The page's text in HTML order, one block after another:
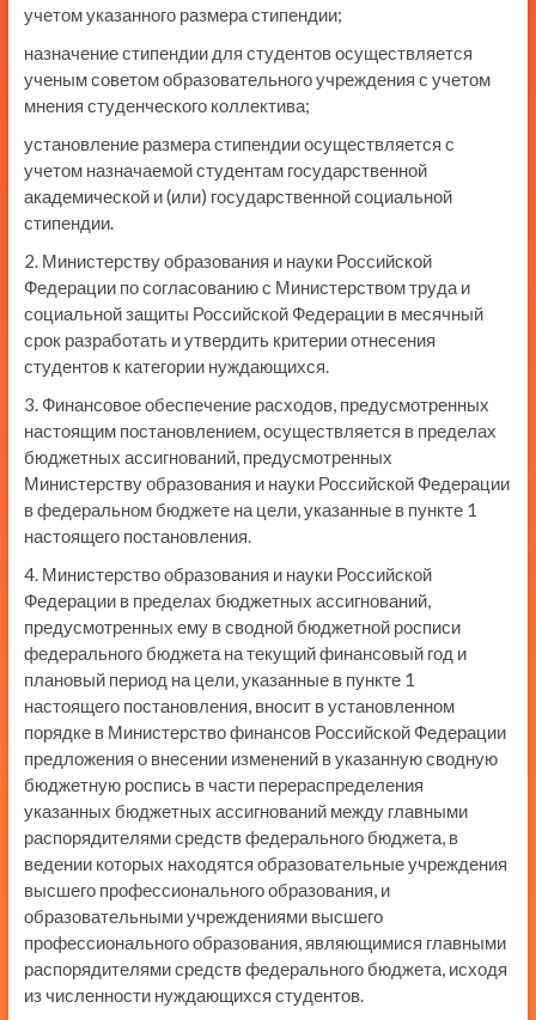
учетом указанного размера стипендии;
назначение стипендии для студентов осуществляется
ученым советом образовательного учреждения с учетом
мнения студенческого коллектива;
установление размера стипендии осуществляется с
учетом назначаемой студентам государственной
академической и (или) государственной социальной
стипендии.
2. Министерству образования и науки Российской
Федерации по согласованию с Министерством труда и
социальной защиты Российской Федерации в месячный
срок разработать и утвердить критерии отнесения
студентов к категории нуждающихся.
3. Финансовое обеспечение расходов, предусмотренных
настоящим постановлением, осуществляется в пределах
бюджетных ассигнований, предусмотренных
Министерству образования и науки Российской Федерации
в федеральном бюджете на цели, указанные в пункте 1
настоящего постановления.
4. Министерство образования и науки Российской
Федерации в пределах бюджетных ассигнований,
предусмотренных ему в сводной бюджетной росписи
федерального бюджета на текущий финансовый год и
плановый период на цели, указанные в пункте 1
настоящего постановления, вносит в установленном
порядке в Министерство финансов Российской Федерации
предложения о внесении изменений в указанную сводную
бюджетную роспись в части перераспределения
указанных бюджетных ассигнований между главными
распорядителями средств федерального бюджета, в
ведении которых находятся образовательные учреждения
высшего профессионального образования, и
образовательными учреждениями высшего
профессионального образования, являющимися главными
распорядителями средств федерального бюджета, исходя
из численности нуждающихся студентов.